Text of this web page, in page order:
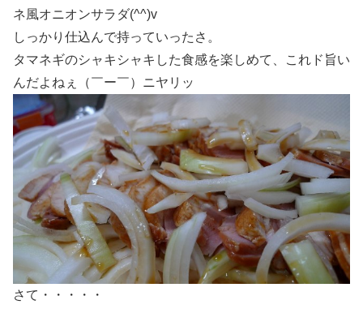
ネ風オニオンサラダ(^^)v
しっかり仕込んで持っていったさ。
タマネギのシャキシャキした食感を楽しめて、これド旨い
んだよねぇ（￣ー￣）ニヤリッ
さて・・・・・